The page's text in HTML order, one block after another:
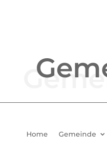
Home Gemeinde